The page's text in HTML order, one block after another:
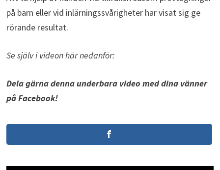
på barn eller vid inlärningssvårigheter har visat sig ge
rörande resultat.
Se själv i videon här nedanför:
Dela gärna denna underbara video med dina vänner
på Facebook!